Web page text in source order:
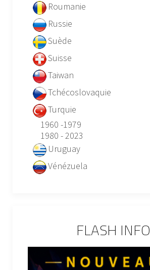
Roumanie
Russie
Suède
Suisse
Taiwan
Tchécoslovaquie
Turquie
1960 -1979
1980 - 2023
Uruguay
Vénézuela
FLASH INFO